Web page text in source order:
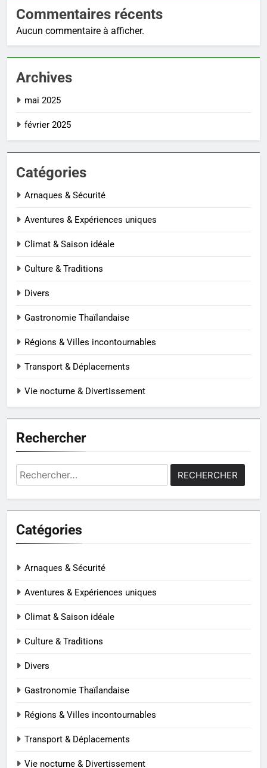
Commentaires récents
Aucun commentaire à afficher.
Archives
mai 2025
février 2025
Catégories
Arnaques & Sécurité
Aventures & Expériences uniques
Climat & Saison idéale
Culture & Traditions
Divers
Gastronomie Thaïlandaise
Régions & Villes incontournables
Transport & Déplacements
Vie nocturne & Divertissement
Rechercher
Rechercher :
Catégories
Arnaques & Sécurité
Aventures & Expériences uniques
Climat & Saison idéale
Culture & Traditions
Divers
Gastronomie Thaïlandaise
Régions & Villes incontournables
Transport & Déplacements
Vie nocturne & Divertissement